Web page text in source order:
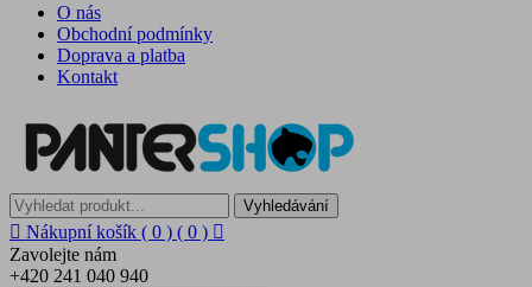
O nás
Obchodní podmínky
Doprava a platba
Kontakt
Vyhledávání
 Nákupní košík ( 0 ) ( 0 ) 
Zavolejte nám
+420 241 040 940